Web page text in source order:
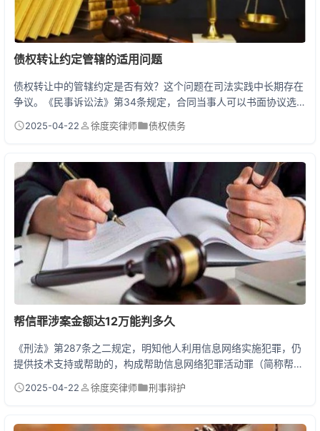
债权转让约定管辖的适用问题
债权转让中的管辖约定是否有效？这个问题在司法实践中长期存在
争议。《民事诉讼法》第34条规定，合同当事人可以书面协议选择
行为，其管辖约定是否随债权一并转移，最高院司法解释明确：受
让人不知道有管辖条款或另有约定的除外。合法有效的管辖约定具
有随债权走的特性。 一、债权转让时，管辖条款到底怎...
2025-04-22 徐度奕律师 债权债务
帮信罪涉案金额达12万能判多久
《刑法》第287条之二规定，明知他人利用信息网络实施犯罪，仍
提供技术支持或帮助的，构成帮助信息网络犯罪活动罪（简称帮信
下有期徒刑或拘役，并处或单处罚金。量刑需结合案件性质、退赃
理的一起真实案例中，大学生张某因出售3张银行卡获利2000元，
2025-04-22 徐度奕律师 刑事辩护